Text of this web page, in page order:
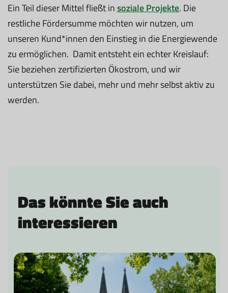
Ein Teil dieser Mittel fließt insoziale Projekte. Die
restliche Fördersumme möchten wir nutzen, um
unseren Kund*innen den Einstieg in die Energiewende
zu ermöglichen. Damit entsteht ein echter Kreislauf:
Sie beziehen zertifizierten Ökostrom, und wir
unterstützen Sie dabei, mehr und mehr selbst aktiv zu
werden.
Das könnte Sie auch
interessieren